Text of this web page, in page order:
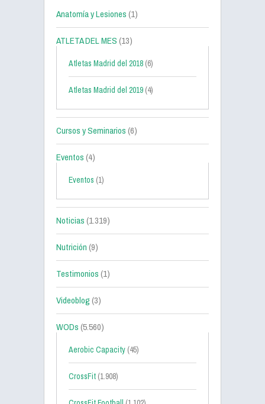
Anatomía y Lesiones(1)
ATLETA DEL MES(13)
Atletas Madrid del 2018 (6)
Atletas Madrid del 2019 (4)
Cursos y Seminarios(6)
Eventos(4)
Eventos (1)
Noticias(1.319)
Nutrición(9)
Testimonios(1)
Videoblog(3)
WODs(5.560)
Aerobic Capacity (45)
CrossFit (1.908)